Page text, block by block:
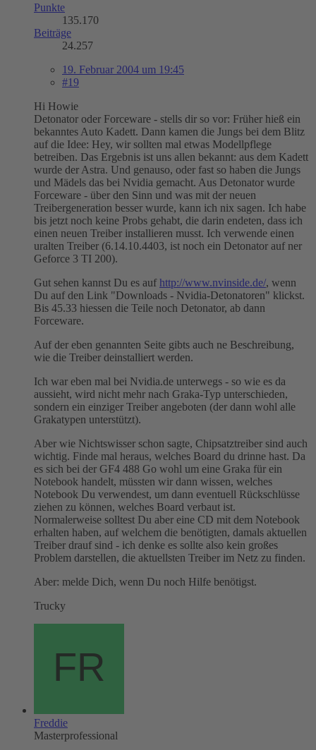
Punkte
135.170
Beiträge
24.257
19. Februar 2004 um 19:45
#19
Hi Howie
Detonator oder Forceware - stells dir so vor: Früher hieß ein
bekanntes Auto Kadett. Dann kamen die Jungs bei dem Blitz
auf die Idee: Hey, wir sollten mal etwas Modellpflege
betreiben. Das Ergebnis ist uns allen bekannt: aus dem Kadett
wurde der Astra. Und genauso, oder fast so haben die Jungs
und Mädels das bei Nvidia gemacht. Aus Detonator wurde
Forceware - über den Sinn und was mit der neuen
Treibergeneration besser wurde, kann ich nix sagen. Ich habe
bis jetzt noch keine Probs gehabt, die darin endeten, dass ich
einen neuen Treiber installieren musst. Ich verwende einen
uralten Treiber (6.14.10.4403, ist noch ein Detonator auf ner
Geforce 3 TI 200).
Gut sehen kannst Du es auf http://www.nvinside.de/, wenn
Du auf den Link "Downloads - Nvidia-Detonatoren" klickst.
Bis 45.33 hiessen die Teile noch Detonator, ab dann
Forceware.
Auf der eben genannten Seite gibts auch ne Beschreibung,
wie die Treiber deinstalliert werden.
Ich war eben mal bei Nvidia.de unterwegs - so wie es da
aussieht, wird nicht mehr nach Graka-Typ unterschieden,
sondern ein einziger Treiber angeboten (der dann wohl alle
Grakatypen unterstützt).
Aber wie Nichtswisser schon sagte, Chipsatztreiber sind auch
wichtig. Finde mal heraus, welches Board du drinne hast. Da
es sich bei der GF4 488 Go wohl um eine Graka für ein
Notebook handelt, müssten wir dann wissen, welches
Notebook Du verwendest, um dann eventuell Rückschlüsse
ziehen zu können, welches Board verbaut ist.
Normalerweise solltest Du aber eine CD mit dem Notebook
erhalten haben, auf welchem die benötigten, damals aktuellen
Treiber drauf sind - ich denke es sollte also kein großes
Problem darstellen, die aktuellsten Treiber im Netz zu finden.
Aber: melde Dich, wenn Du noch Hilfe benötigst.
Trucky
Freddie
Masterprofessional